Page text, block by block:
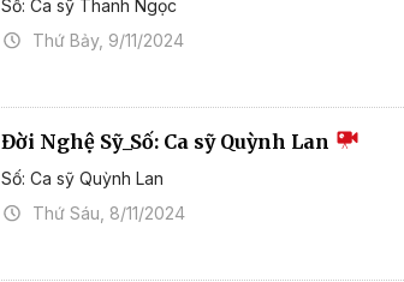
Số: Ca sỹ Thanh Ngọc
Thứ Bảy, 9/11/2024
Đời Nghệ Sỹ_Số: Ca sỹ Quỳnh Lan
Số: Ca sỹ Quỳnh Lan
Thứ Sáu, 8/11/2024